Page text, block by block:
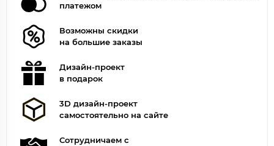
платежом
Возможны скидки
на большие заказы
Дизайн-проект
в подарок
3D дизайн-проект
самостоятельно на сайте
Сотрудничаем с